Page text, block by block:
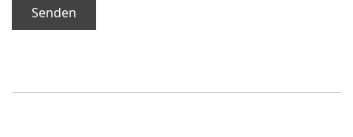
Senden